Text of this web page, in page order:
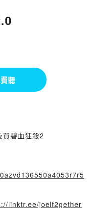
聽
碧血狂殺2
linktr.ee/joelf2gether